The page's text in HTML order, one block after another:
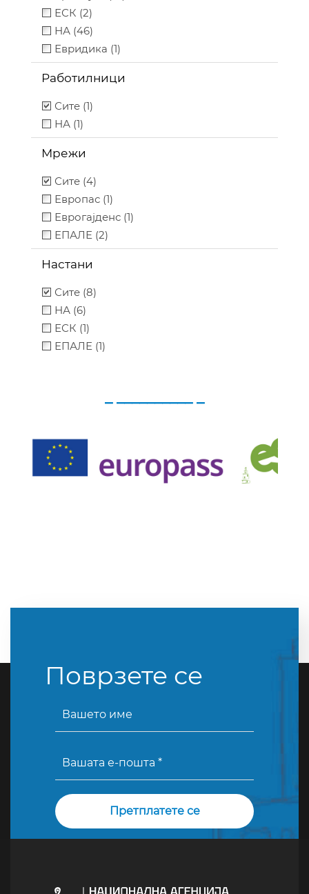
ЕСК (2)
НА (46)
Евридика (1)
Работилници
Сите (1)
НА (1)
Мрежи
Сите (4)
Европас (1)
Еврогајденс (1)
ЕПАЛЕ (2)
Настани
Сите (8)
НА (6)
ЕСК (1)
ЕПАЛЕ (1)
_ __________ _
Поврзете се